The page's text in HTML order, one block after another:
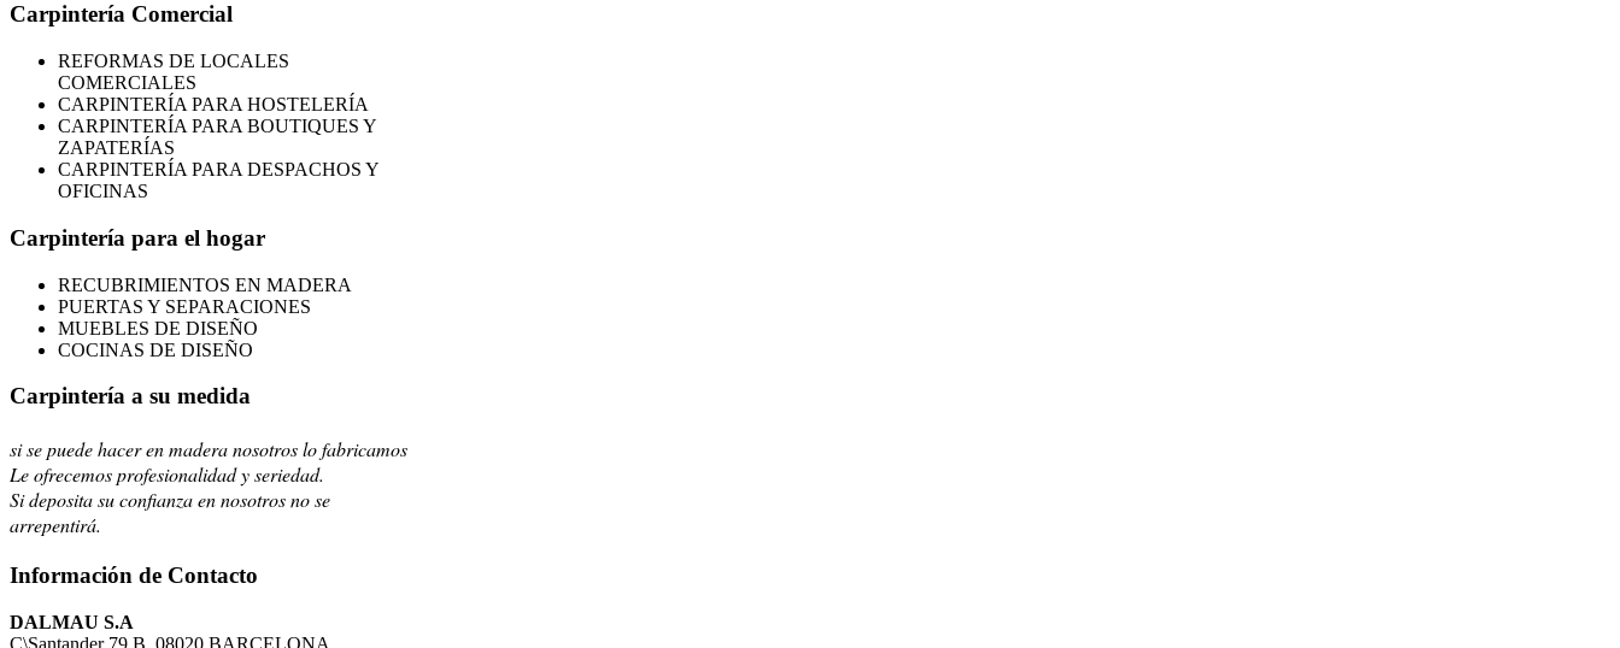
Carpintería Comercial
REFORMAS DE LOCALES
COMERCIALES
CARPINTERÍA PARA HOSTELERÍA
CARPINTERÍA PARA BOUTIQUES Y
ZAPATERÍAS
CARPINTERÍA PARA DESPACHOS Y
OFICINAS
Carpintería para el hogar
RECUBRIMIENTOS EN MADERA
PUERTAS Y SEPARACIONES
MUEBLES DE DISEÑO
COCINAS DE DISEÑO
Carpintería a su medida
si se puede hacer en madera nosotros lo fabricamos
Le ofrecemos profesionalidad y seriedad.
Si deposita su confianza en nosotros no se
arrepentirá.
Información de Contacto
DALMAU S.A
C\Santander 79 B, 08020 BARCELONA